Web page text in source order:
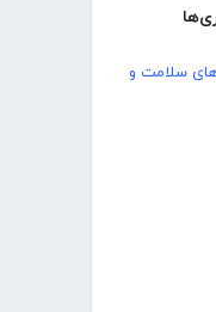
سلامت و